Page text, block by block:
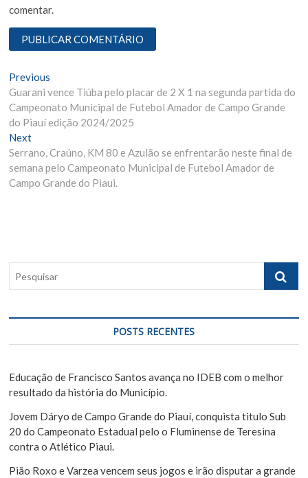
comentar.
N
a
v
e
g
a
o
d
P
o
t
Previous
r
e
v
o
u
s
Guarani vence Tiúba pelo placar de 2 X 1 na segunda partida do
Campeonato Municipal de Futebol Amador de Campo Grande
do Piauí edição 2024/2025
Next
e
x
t
Serrano, Craúno, KM 80 e Azulão se enfrentarão neste final de
semana pelo Campeonato Municipal de Futebol Amador de
Campo Grande do Piaui.
q
i
a
POSTS RECENTES
Educação de Francisco Santos avança no IDEB com o melhor
resultado da história do Município.
Jovem Dáryo de Campo Grande do Piauí, conquista titulo Sub
20 do Campeonato Estadual pelo o Fluminense de Teresina
contra o Atlético Piaui.
Pião Roxo e Varzea vencem seus jogos e irão disputar a grande